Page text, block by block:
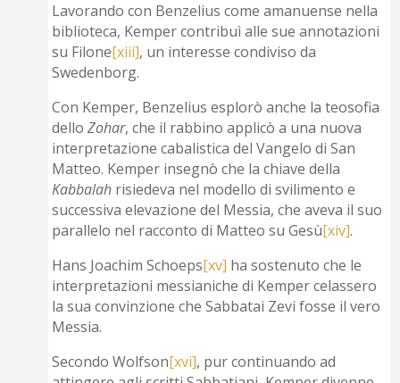
Lavorando con Benzelius come amanuense nella
biblioteca, Kemper contribuì alle sue annotazioni
su Filone[xiii], un interesse condiviso da
Swedenborg.
Con Kemper, Benzelius esplorò anche la teosofia
delloZohar, che il rabbino applicò a una nuova
interpretazione cabalistica del Vangelo di San
Matteo. Kemper insegnò che la chiave della
Kabbalah risiedeva nel modello di svilimento e
successiva elevazione del Messia, che aveva il suo
parallelo nel racconto di Matteo su Gesù[xiv].
Hans Joachim Schoeps[xv] ha sostenuto che le
interpretazioni messianiche di Kemper celassero
la sua convinzione che Sabbatai Zevi fosse il vero
Messia.
Secondo Wolfson[xvi], pur continuando ad